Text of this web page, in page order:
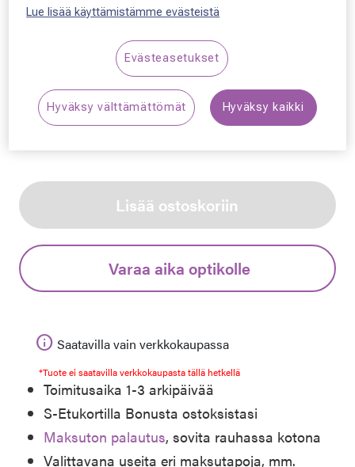
145
Synttäriale: erä merkkiaurinkolaseja –50 %,
katso alennetut tuotteet!
Lisää ostoskoriin
Varaa aika optikolle
info Saatavilla vain verkkokaupassa
*Tuote ei saatavilla verkkokaupasta tällä hetkellä
Toimitusaika 1-3 arkipäivää
S-Etukortilla Bonusta ostoksistasi
Maksuton palautus, sovita rauhassa kotona
Valittavana useita eri maksutapoja, mm.
Lue lisää käyttämistämme evästeistä
Evästeasetukset
Hyväksy välttämättömät Hyväksy kaikki